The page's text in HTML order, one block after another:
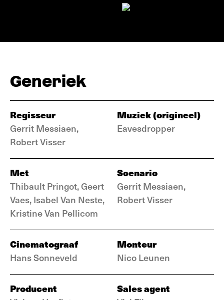
Generiek
Regisseur
Gerrit Messiaen,
Robert Visser
Muziek (origineel)
Eavesdropper
Met
Thibault Pringot, Geert
Vaes, Isabel Van Neste,
Kristine Van Pellicom
Scenario
Gerrit Messiaen,
Robert Visser
Cinematograaf
Hans Sonneveld
Monteur
Nico Leunen
Producent Sales agent